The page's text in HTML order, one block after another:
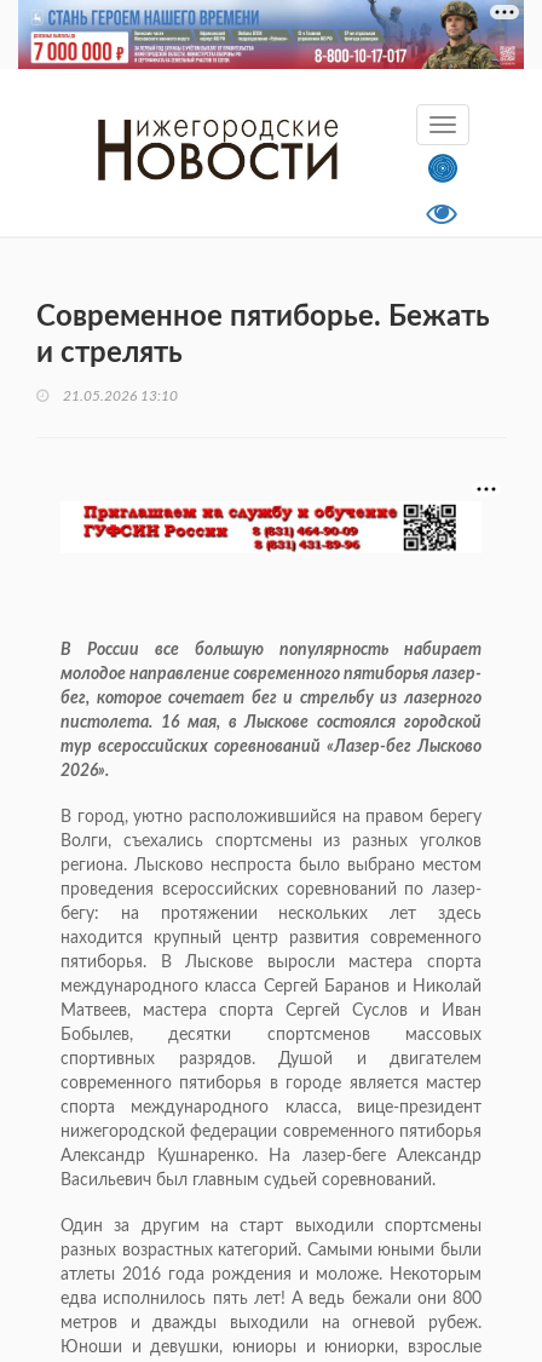
Современное пятиборье. Бежать
и стрелять
21.05.2026 13:10
В России все большую популярность набирает
молодое направление современного пятиборья лазер-
бег, которое сочетает бег и стрельбу из лазерного
пистолета. 16 мая, в Лыскове состоялся городской
тур всероссийских соревнований «Лазер-бег Лысково
2026».
В город, уютно расположившийся на правом берегу
Волги, съехались спортсмены из разных уголков
региона. Лысково неспроста было выбрано местом
проведения всероссийских соревнований по лазер-
бегу: на протяжении нескольких лет здесь
находится крупный центр развития современного
пятиборья. В Лыскове выросли мастера спорта
международного класса Сергей Баранов и Николай
Матвеев, мастера спорта Сергей Суслов и Иван
Бобылев, десятки спортсменов массовых
спортивных разрядов. Душой и двигателем
современного пятиборья в городе является мастер
спорта международного класса, вице-президент
нижегородской федерации современного пятиборья
Александр Кушнаренко. На лазер-беге Александр
Васильевич был главным судьей соревнований.
Один за другим на старт выходили спортсмены
разных возрастных категорий. Самыми юными были
атлеты 2016 года рождения и моложе. Некоторым
едва исполнилось пять лет! А ведь бежали они 800
метров и дважды выходили на огневой рубеж.
Юноши и девушки, юниоры и юниорки, взрослые